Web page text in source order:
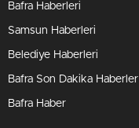
Bafra Haberleri
Samsun Haberleri
Belediye Haberleri
Bafra Son Dakika Haberler
Bafra Haber